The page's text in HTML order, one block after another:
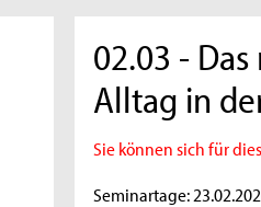
02.03 -
Alltag in
Sie können sich für
Seminartage: